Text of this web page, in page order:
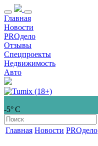
Главная
Новости
PROдело
Отзывы
Спецпроекты
Недвижимость
Авто
-5° С
Главная Новости PROдело